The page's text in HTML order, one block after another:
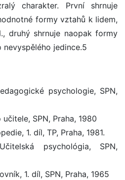
charakter. První shrnuje
formy vztahů k lidem,
druhý shrnuje naopak formy
jedince.5
psychologie, SPN,
SPN, Praha, 1980
1. díl, TP, Praha, 1981.
psychológia, SPN,
1. díl, SPN, Praha, 1965